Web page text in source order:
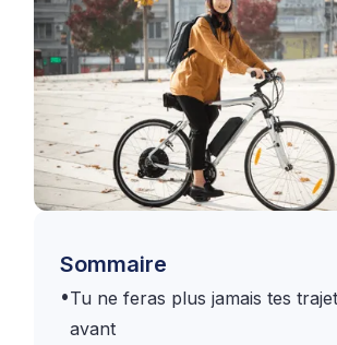
Sommaire
•Tu ne feras plus jamais tes
avant